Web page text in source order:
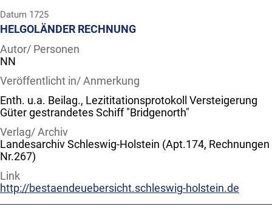
Datum 1725
HELGOLÄNDER RECHNUNG
Autor/ Personen
NN
Veröffentlicht in/ Anmerkung
Enth. u.a. Beilag., Lezititationsprotokoll Versteigerung
Güter gestrandetes Schiff "Bridgenorth"
Verlag/ Archiv
Landesarchiv Schleswig-Holstein (Apt.174, Rechnungen
Nr.267)
Link
http://bestaendeuebersicht.schleswig-holstein.de